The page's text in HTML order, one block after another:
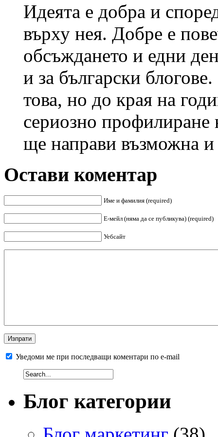
Идеята е добра и
върху нея. Добре е
обсъждането и едни
и за български
това, но до края на
сериозно профилиране
ще направи възможна и
Остави коментар
Име и фамилия (required)
Е-мейл (няма да се публикува) (required)
Уебсайт
Уведоми ме при последващи коментари по e-mail
Блог категории